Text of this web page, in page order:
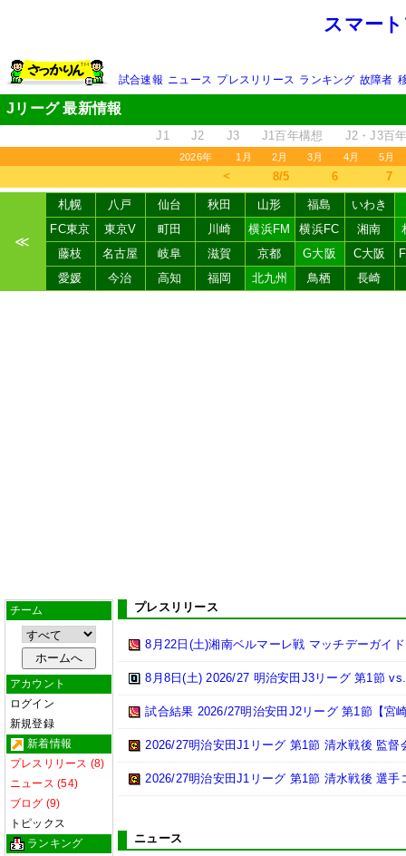
スマー
試合速報 ニュース プレスリリース ランキング 故障者
Jリーグ 最新情報
J1 J2 J3 J1百年構想 J2・J3百
2026年 1月 2月 3月 4月 5月
＜ 8/5 6 7
≪
札幌 八戸 仙台 秋田 山形 福島
いわき
FC東京
東京V 町田 川崎 横浜FM 横浜FC 湘南
藤枝
名古屋 岐阜 滋賀 京都 G大阪 C大阪
愛媛
今治 高知 福岡 北九州 鳥栖 長崎
チーム
アカウント
ログイン
新規登録
新着情報
プレスリリース (8)
ニュース (54)
ブログ (9)
トピックス
ランキング
プレスリリース
8月22日(土)湘南ベルマーレ戦 マッチデーガイド
8月8日(土) 2026/27 明治安田J3リーグ 第1節
試合結果 2026/27明治安田J2リーグ 第1節【宮
2026/27明治安田J1リーグ 第1節 清水戦後 監督
2026/27明治安田J1リーグ 第1節 清水戦後 選手
ニュース